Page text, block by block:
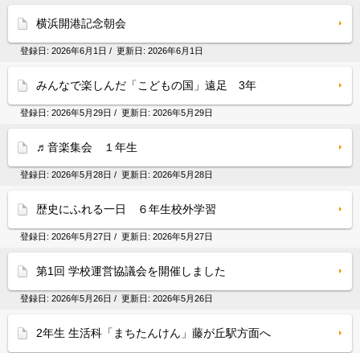
横浜開港記念朝会
登録日: 2026年6月1日 / 更新日: 2026年6月1日
みんなで楽しんだ「こどもの国」遠足 3年
登録日: 2026年5月29日 / 更新日: 2026年5月29日
♬音楽集会 １年生
登録日: 2026年5月28日 / 更新日: 2026年5月28日
歴史にふれる一日 ６年生校外学習
登録日: 2026年5月27日 / 更新日: 2026年5月27日
第1回 学校運営協議会を開催しました
登録日: 2026年5月26日 / 更新日: 2026年5月26日
2年生 生活科「まちたんけん」藤が丘駅方面へ